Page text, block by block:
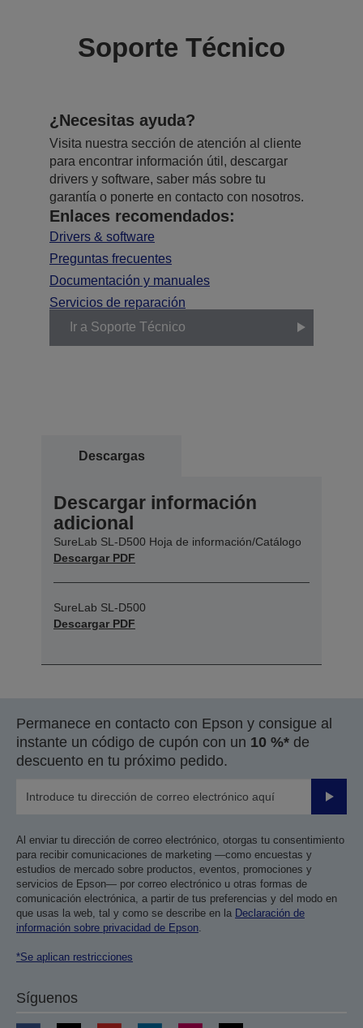
Soporte Técnico
¿Necesitas ayuda?
Visita nuestra sección de atención al cliente
para encontrar información útil, descargar
drivers y software, saber más sobre tu
garantía o ponerte en contacto con nosotros.
Enlaces recomendados:
Drivers & software
Preguntas frecuentes
Documentación y manuales
Servicios de reparación
Ir a Soporte Técnico
Descargas
Descargar información
adicional
SureLab SL-D500 Hoja de información/Catálogo
Descargar PDF
SureLab SL-D500
Descargar PDF
Permanece en contacto con Epson y consigue al
instante un código de cupón con un 10 %* de
descuento en tu próximo pedido.
Enviar
Al enviar tu dirección de correo electrónico, otorgas tu consentimiento
para recibir comunicaciones de marketing —como encuestas y
estudios de mercado sobre productos, eventos, promociones y
servicios de Epson— por correo electrónico u otras formas de
comunicación electrónica, a partir de tus preferencias y del modo en
que usas la web, tal y como se describe en la Declaración de
información sobre privacidad de Epson
*Se aplican restricciones
Síguenos